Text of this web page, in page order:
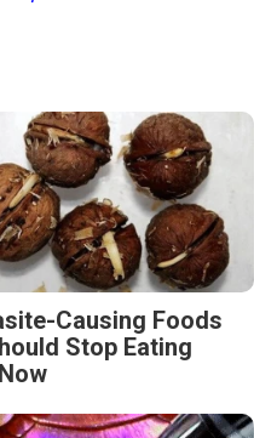
Causing Foods
Stop Eating